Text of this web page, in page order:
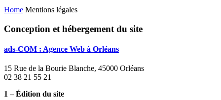
Home Mentions légales
Conception et hébergement du site
ads-COM : Agence Web à Orléans
15 Rue de la Bourie Blanche, 45000 Orléans
02 38 21 55 21
1 – Édition du site